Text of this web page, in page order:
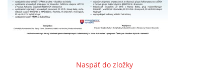
Naspäť do zložky